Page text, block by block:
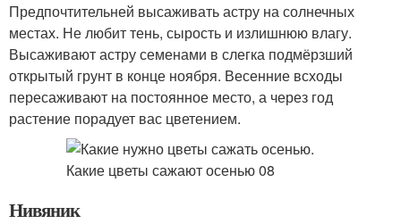
Предпочтительней высаживать астру на солнечных
местах. Не любит тень, сырость и излишнюю влагу.
Высаживают астру семенами в слегка подмёрзший
открытый грунт в конце ноября. Весенние всходы
пересаживают на постоянное место, а через год
растение порадует вас цветением.
Нивяник